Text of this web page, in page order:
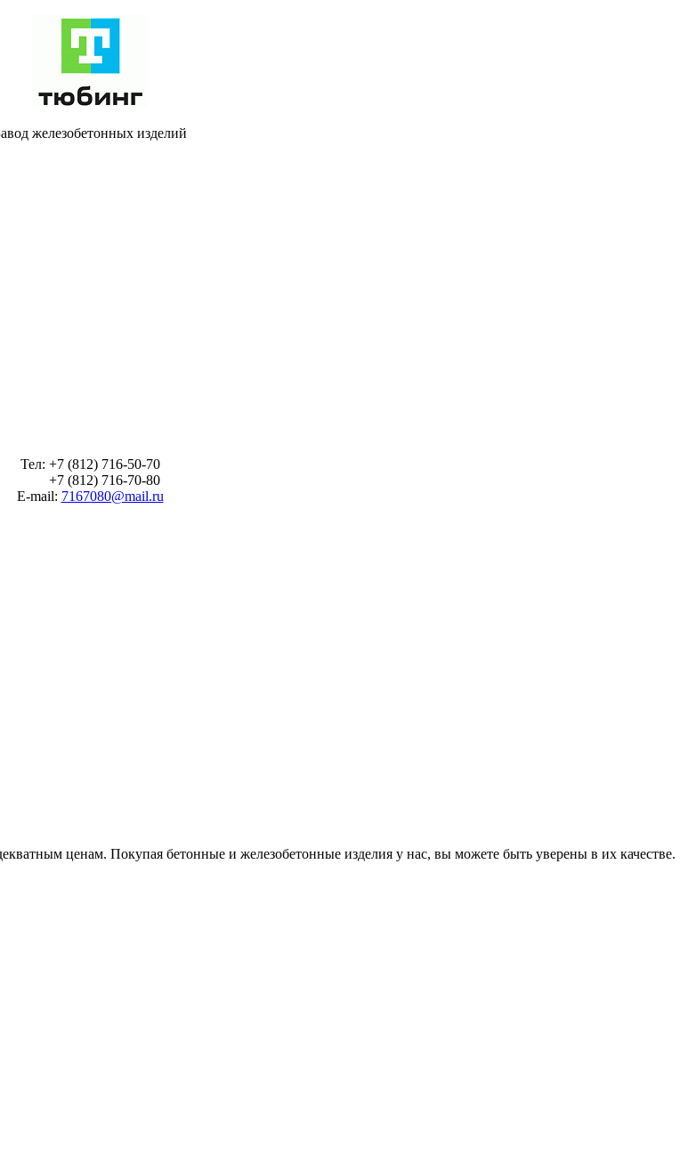
железобетонных изделий
Тел: +7 (812) 716-50-70
+7 (812) 716-70-80
E-mail: 7167080@mail.ru
ценам. Покупая бетонные и железобетонные изделия у нас, вы можете быть уверены в их качестве.